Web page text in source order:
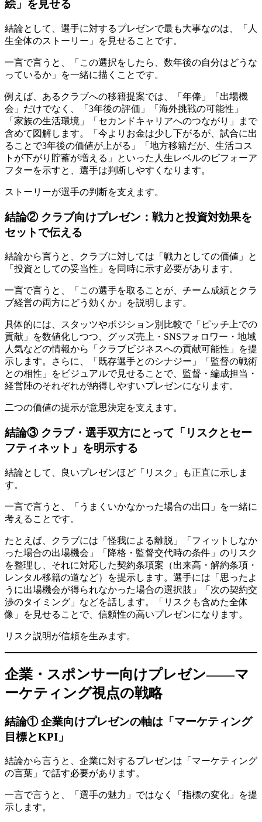
絵」を見せる
結論として、選手に対するプレゼンで最も大事なのは、「人
生全体のストーリー」を見せることです。
一言で言うと、「この選択をしたら、数年後の自分はどうな
っているか」を一緒に描くことです。
例えば、あるクラブへの移籍提案では、「年俸」「出場機
会」だけでなく、「3年後の評価」「海外挑戦の可能性」
「家族の生活環境」「セカンドキャリアへのつながり」まで
含めて図解します。「今よりお金は少し下がるが、試合に出
ることで3年後の価値が上がる」「地方移籍だが、生活コス
トが下がり貯蓄が増える」といった人生レベルのビフォーア
フターを示すと、選手は判断しやすくなります。
ストーリーが選手の判断を支えます。
結論② クラブ向けプレゼン：戦力と投資対効果を
セットで伝える
結論から言うと、クラブに対しては「戦力としての価値」と
「投資としての妥当性」を同時に示す必要があります。
一言で言うと、「この選手を取ることが、チーム成績とクラ
ブ経営の両方にどう効くか」を説明します。
具体的には、スタッツやポジション別比較で「ピッチ上での
貢献」を数値化しつつ、グッズ売上・SNSフォロワー・地域
人気などの情報から「クラブビジネスへの貢献可能性」を提
示します。さらに、「既存選手とのシナジー」「監督の戦術
との相性」をビジュアルで見せることで、監督・編成担当・
経営陣のそれぞれが納得しやすいプレゼンになります。
二つの価値の提示が意思決定を支えます。
結論③ クラブ・選手双方にとって「リスクとセー
フティネット」を明示する
結論として、良いプレゼンほど「リスク」も正直に示しま
す。
一言で言うと、「うまくいかなかった場合の出口」を一緒に
考えることです。
たとえば、クラブには「怪我による離脱」「フィットしなか
った場合の出場機会」「降格・監督交代時の条件」のリスク
を整理し、それに対応した契約条項案（出来高・解約条項・
レンタル移籍の道など）を提示します。選手には「思ったよ
うに出場機会が得られなかった場合の選択肢」「次の契約交
渉のタイミング」などを話します。「リスクも含めた全体
像」を見せることで、信頼性の高いプレゼンになります。
リスク説明が信頼を生みます。
企業・スポンサー向けプレゼン——マ
ーケティング視点の戦略
結論① 企業向けプレゼンの軸は「マーケティング
目標とKPI」
結論から言うと、企業に対するプレゼンは「マーケティング
の言葉」で話す必要があります。
一言で言うと、「選手の魅力」ではなく「指標の変化」を提
示します。